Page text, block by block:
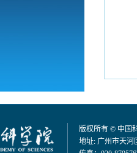
版权所有 © 中国
地址: 广州市天